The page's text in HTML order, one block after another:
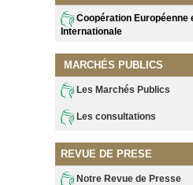
Coopération Européenne
Internationale
MARCHÉS PUBLICS
Les Marchés Publics
Les consultations
REVUE DE PRESE
Notre Revue de Presse